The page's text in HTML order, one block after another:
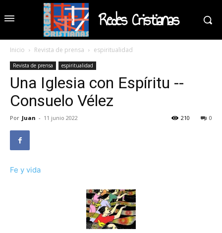
Redes Cristianas
Inicio Revista de prensa espiritualidad
Revista de prensa espiritualidad
Una Iglesia con Espíritu --
Consuelo Vélez
Por Juan - 11 junio 2022 0
210
Fe y vida